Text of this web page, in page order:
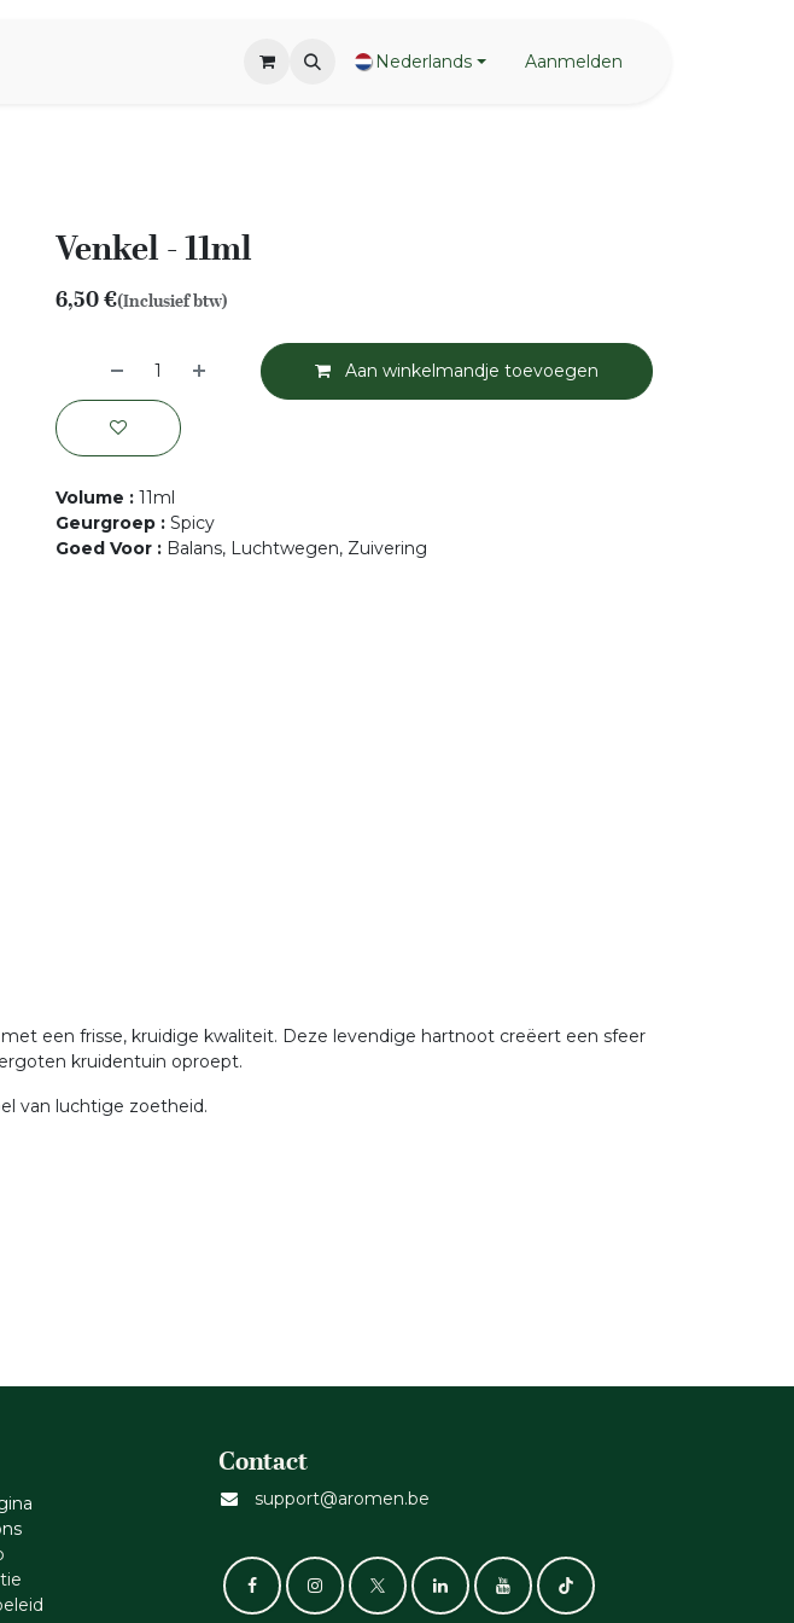
Nederlands Aanmelden
Venkel - 11ml
6,50€(Inclusief btw)
Aan winkelmandje toevoegen
Volume : 11ml
Geurgroep : Spicy
Goed Voor : Balans, Luchtwegen, Zuivering
een frisse, kruidige kwaliteit. Deze levendige hartnoot creëert een sfeer
kruidentuin oproept.
van luchtige zoetheid.
Contact
support@aromen.be